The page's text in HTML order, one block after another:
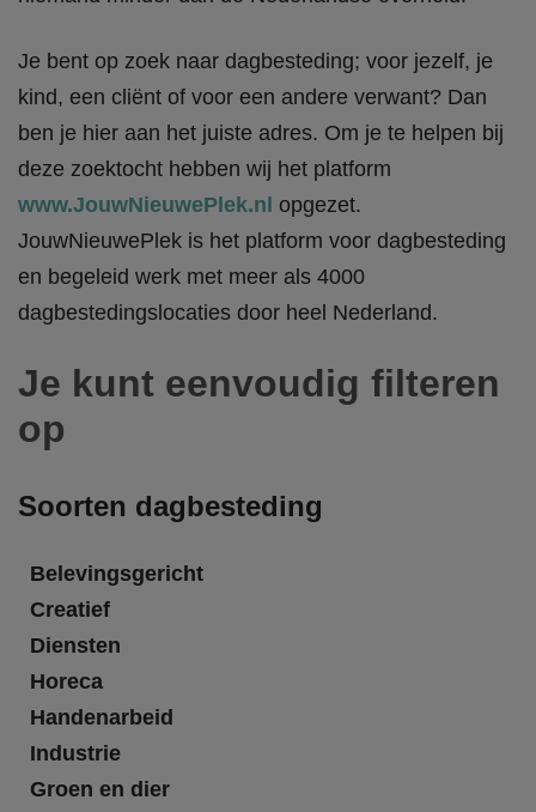
Je bent op zoek naar dagbesteding; voor jezelf, je
kind, een cliënt of voor een andere verwant? Dan
ben je hier aan het juiste adres. Om je te helpen bij
deze zoektocht hebben wij het platform
www.JouwNieuwePlek.nl opgezet.
JouwNieuwePlek is het platform voor dagbesteding
en begeleid werk met meer als 4000
dagbestedingslocaties door heel Nederland.
Je kunt eenvoudig filteren
op
Soorten dagbesteding
Belevingsgericht
Creatief
Diensten
Horeca
Handenarbeid
Industrie
Groen en dier